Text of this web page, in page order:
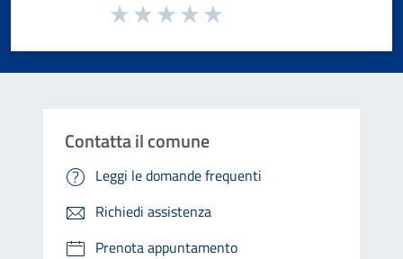
Valuta da 1 a 5 stelle la pagina
Contatta il comune
Leggi le domande frequenti
Richiedi assistenza
Prenota appuntamento